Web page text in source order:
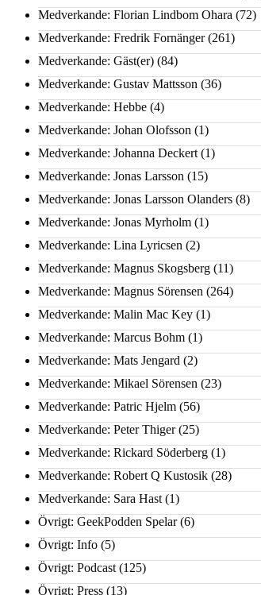
Medverkande: Florian Lindbom Ohara (72)
Medverkande: Fredrik Fornänger(261)
Medverkande: Gäst(er) (84)
Medverkande: Gustav Mattsson (36)
Medverkande: Hebbe (4)
Medverkande: Johan Olofsson (1)
Medverkande: Johanna Deckert (1)
Medverkande: Jonas Larsson (15)
Medverkande: Jonas Larsson Olanders (8)
Medverkande: Jonas Myrholm (1)
Medverkande: Lina Lyricsen (2)
Medverkande: Magnus Skogsberg (11)
Medverkande: Magnus Sörensen (264)
Medverkande: Malin Mac Key (1)
Medverkande: Marcus Bohm (1)
Medverkande: Mats Jengard (2)
Medverkande: Mikael Sörensen (23)
Medverkande: Patric Hjelm (56)
Medverkande: Peter Thiger(25)
Medverkande: Rickard Söderberg (1)
Medverkande: Robert Q Kustosik (28)
Medverkande: Sara Hast (1)
Övrigt: GeekPodden Spelar(6)
Övrigt: Info (5)
Övrigt: Podcast (125)
Övrigt: Press (13)